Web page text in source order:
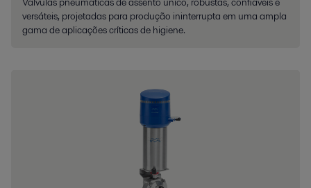
versáteis, projetadas para produção ininterrupta em uma ampla
gama de aplicações críticas de higiene.